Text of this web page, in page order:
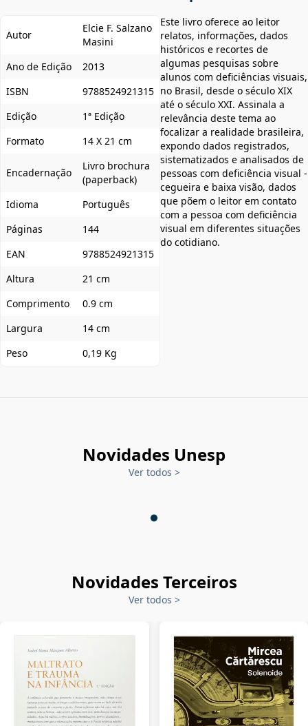
Autor
Elcie F. Salzano
Masini
Ano de Edição
2013
ISBN
9788524921315
Edição
1ª Edição
Formato
14 X 21 cm
Encadernação
Livro brochura
(paperback)
Idioma
Português
Páginas
144
EAN
9788524921315
Altura
21 cm
Comprimento
0.9 cm
Largura
14 cm
Peso
0,19 Kg
Este livro oferece ao leitor
relatos, informações, dados
históricos e recortes de
algumas pesquisas sobre
alunos com deficiências visuais,
no Brasil, desde o século XIX
até o século XXI. Assinala a
relevância deste tema ao
focalizar a realidade brasileira,
expondo dados registrados,
sistematizados e analisados de
pessoas com deficiência visual -
cegueira e baixa visão, dados
que põem o leitor em contato
com a pessoa com deficiência
visual em diferentes situações
do cotidiano.
Novidades Unesp
Ver todos >
Novidades Terceiros
Ver todos >